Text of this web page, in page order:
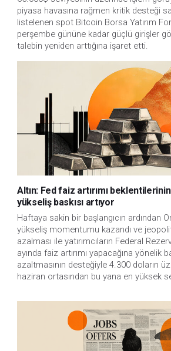
piyasa havasına rağmen kritik desteği
listelenen spot Bitcoin Borsa Yatırım
perşembe gününe kadar güçlü girişler
talebin yeniden arttığına işaret etti.
Altın: Fed faiz artırımı
yükseliş baskısı artıyor
Haftaya sakin bir başlangıcın ardından
yükseliş momentumu kazandı ve
azalması ile yatırımcıların Federal
ayında faiz artırımı yapacağına yönelik
azaltmasının desteğiyle 4.300 doların
haziran ortasından bu yana en yüksek